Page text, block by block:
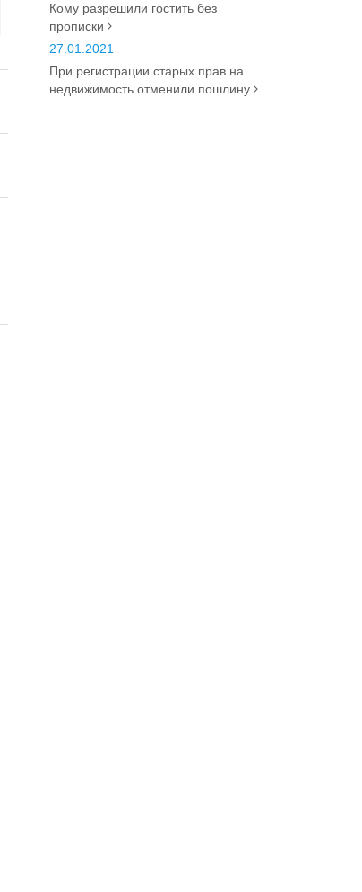
Кому разрешили гостить без
прописки
27.01.2021
При регистрации старых прав на
недвижимость отменили пошлину